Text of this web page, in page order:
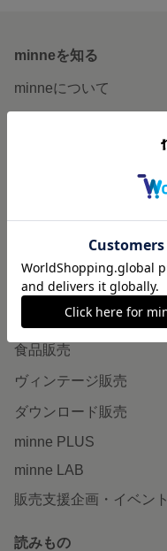
minneを知る
minneについて
作品販売について
minneで売りたい
食品販売
ヴィンテージ販売
ダウンロード販売
minne PLUS
minne LAB
販売支援企画・イベント
読みもの